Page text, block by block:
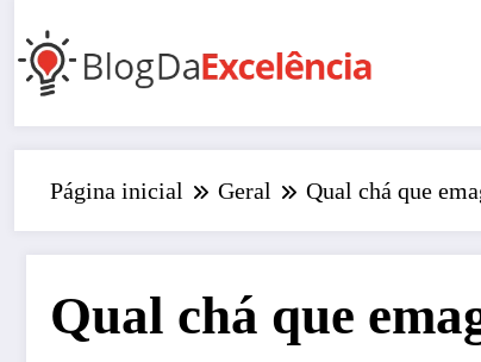
para
conteúdo
Página inicial Geral Qual chá que
Qual chá que